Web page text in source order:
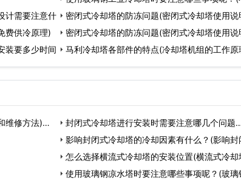
塔
计需要注意什
密闭式冷却塔的防冻问题(密闭式冷却塔使用说
费供冷原理)
密闭式冷却塔的防冻问题(密闭式冷却塔使用说
装要多少时间
马利冷却塔各部件的特点(冷却塔机组的工作原
维修方法)…
封闭式冷却塔进行安装时需要注意哪几个问题
影响封闭式冷却塔的冷却因素有什么？(影响封
的…怎么选择横流式冷却塔的安装位置(横流式冷
使用玻璃钢凉水塔时要注意哪些事项呢？(玻璃